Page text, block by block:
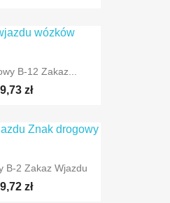
TYLKO ONLINE
B-12 Zakaz...
zł
TYLKO ONLINE
B-2 Zakaz Wjazdu
zł